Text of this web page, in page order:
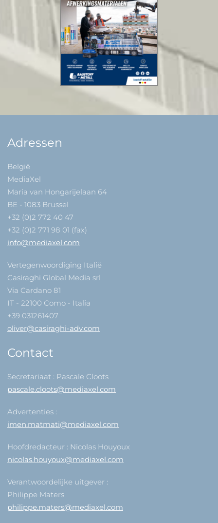
Adressen
België
MediaXel
Maria van Hongarijelaan 64
BE - 1083 Brussel
+32 (0)2 772 40 47
+32 (0)2 771 98 01 (fax)
info@mediaxel.com
Vertegenwoordiging Italië
Casiraghi Global Media srl
Via Cardano 81
IT - 22100 Como - Italia
+39 031261407
oliver@casiraghi-adv.com
Contact
Secretariaat : Pascale Cloots
pascale.cloots@mediaxel.com
Advertenties :
imen.matmati@mediaxel.com
Hoofdredacteur : Nicolas Houyoux
nicolas.houyoux@mediaxel.com
Verantwoordelijke uitgever :
Philippe Maters
philippe.maters@mediaxel.com